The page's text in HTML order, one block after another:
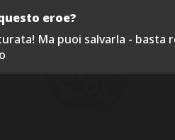
eroe?
Ma puoi salvarla - basta